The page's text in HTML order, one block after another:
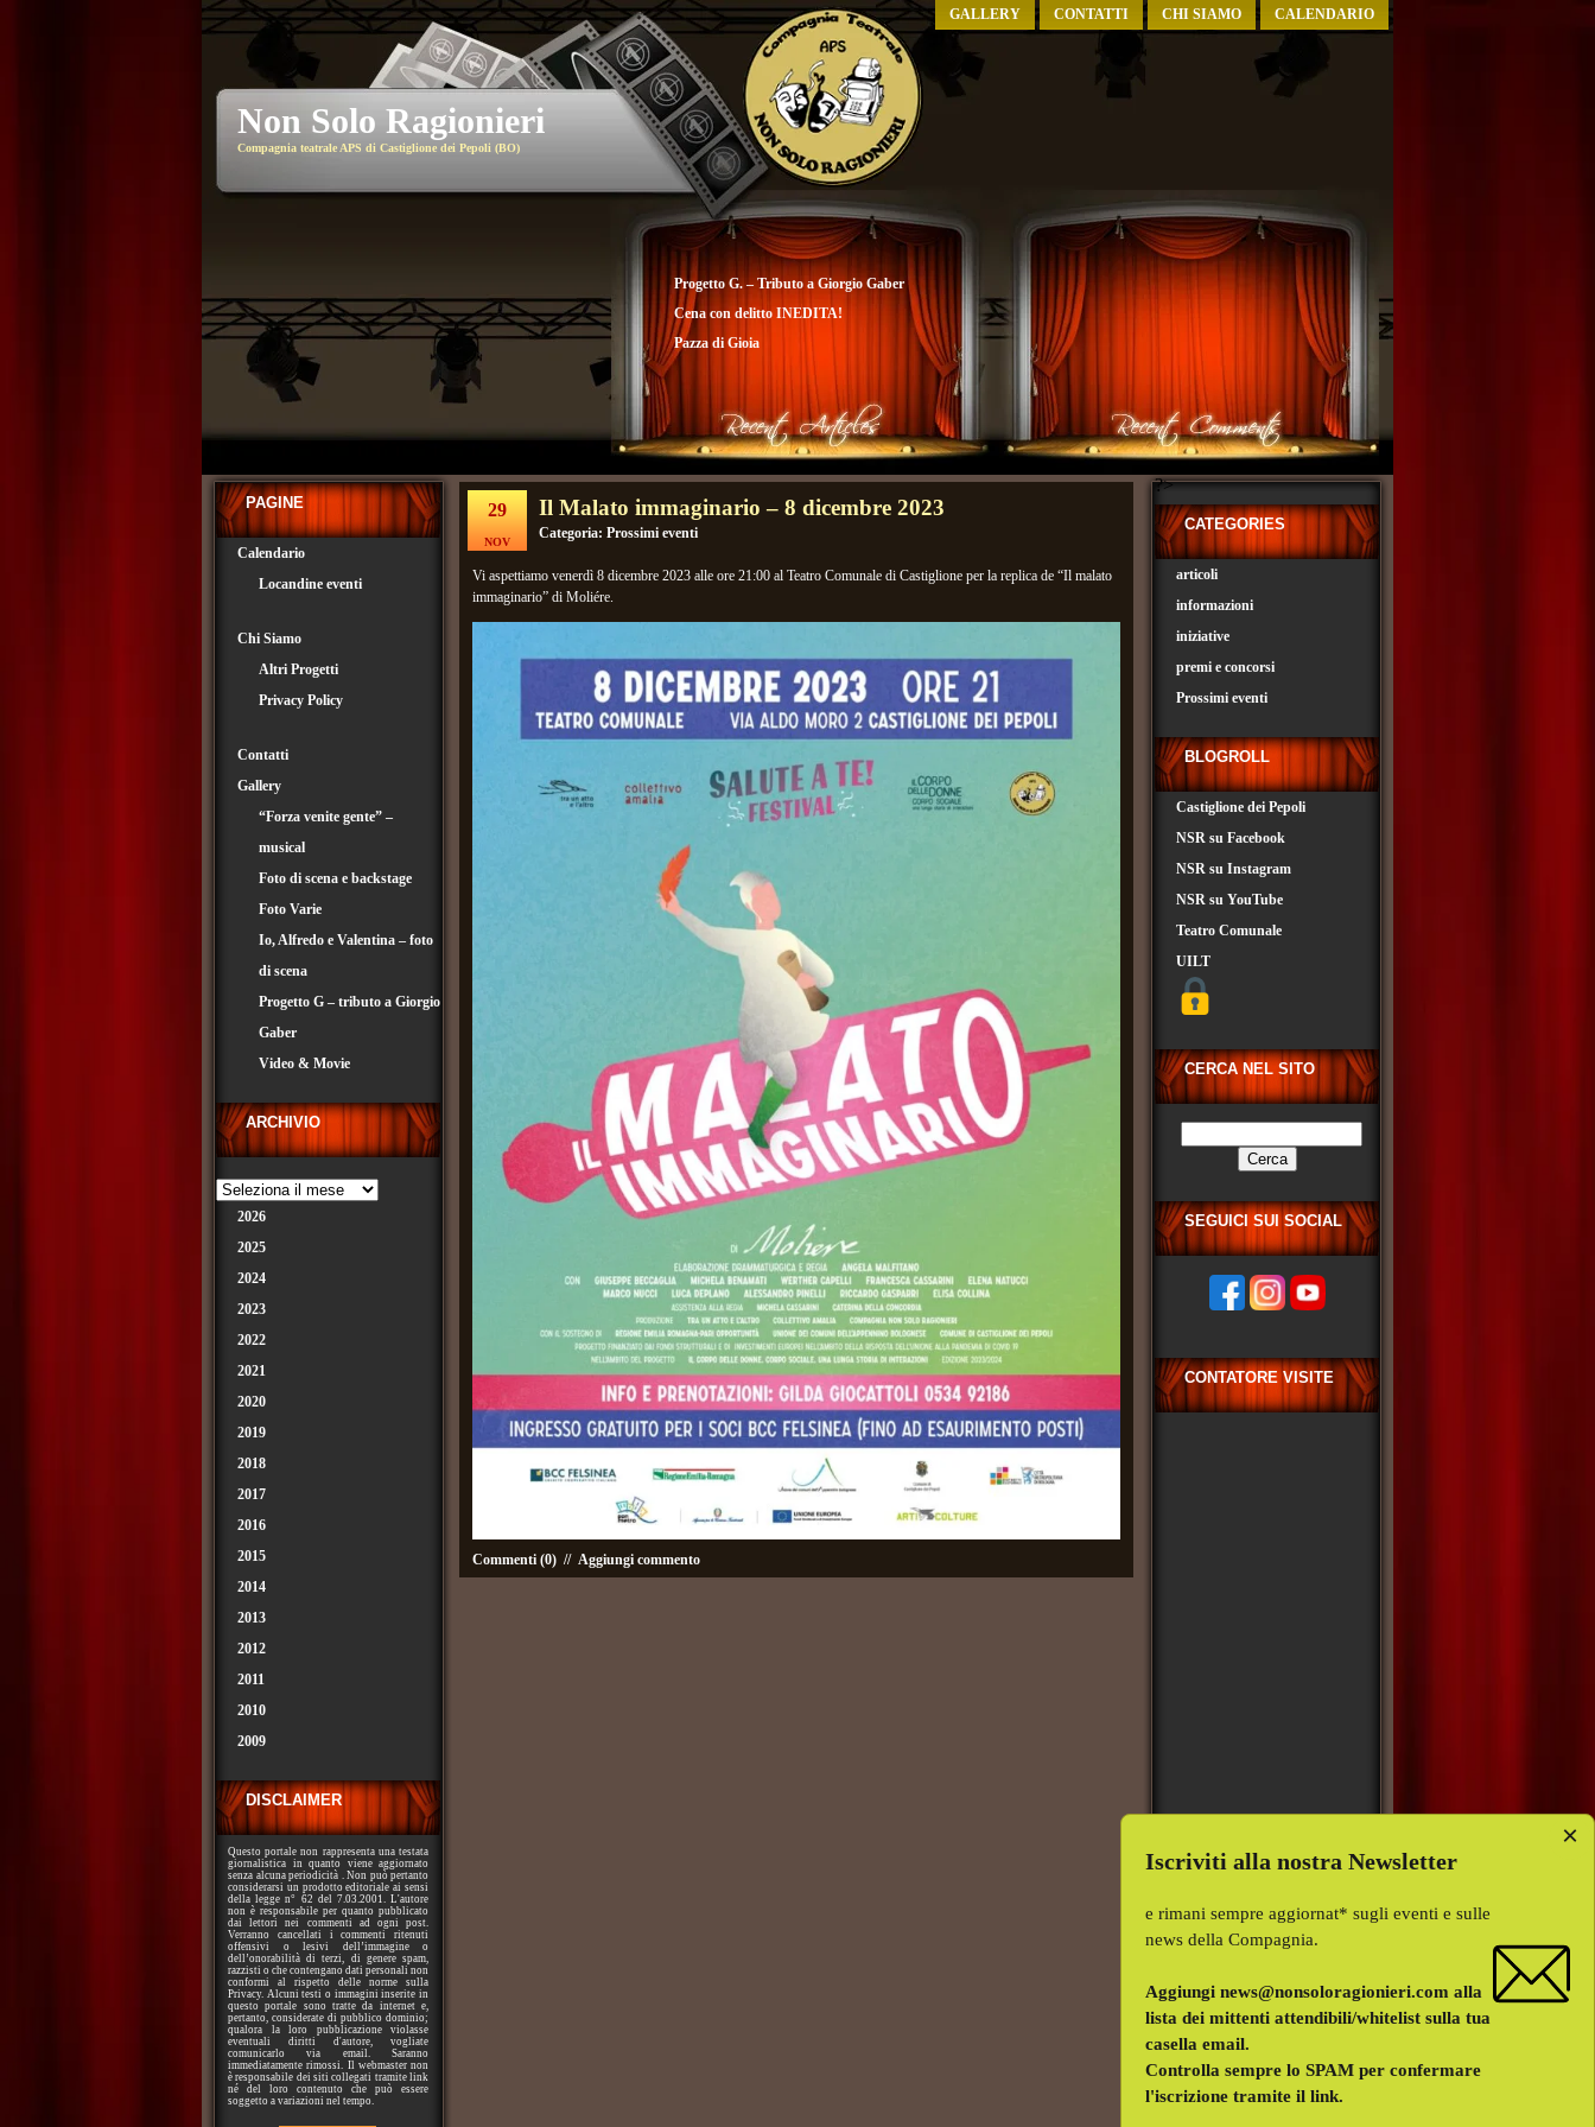
CALENDARIO
CHI SIAMO
CONTATTI
GALLERY
Non Solo Ragionieri
Compagnia teatrale APS di Castiglione dei Pepoli (BO)
Progetto G. – Tributo a Giorgio Gaber
Cena con delitto INEDITA!
Pazza di Gioia
PAGINE
Calendario
Locandine eventi
Chi Siamo
Altri Progetti
Privacy Policy
Contatti
Gallery
“Forza venite gente” –
musical
Foto di scena e backstage
Foto Varie
Io, Alfredo e Valentina – foto
di scena
Progetto G – tributo a Giorgio
Gaber
Video & Movie
ARCHIVIO
2026
2025
2024
2023
2022
2021
2020
2019
2018
2017
2016
2015
2014
2013
2012
2011
2010
2009
DISCLAIMER
Questo portale non rappresenta una testata
giornalistica in quanto viene aggiornato
senza alcuna periodicità . Non può pertanto
considerarsi un prodotto editoriale ai sensi
della legge n° 62 del 7.03.2001. L'autore
non è responsabile per quanto pubblicato
dai lettori nei commenti ad ogni post.
Verranno cancellati i commenti ritenuti
offensivi o lesivi dell’immagine o
dell’onorabilità di terzi, di genere spam,
razzisti o che contengano dati personali non
conformi al rispetto delle norme sulla
Privacy. Alcuni testi o immagini inserite in
questo portale sono tratte da internet e,
pertanto, considerate di pubblico dominio;
qualora la loro pubblicazione violasse
eventuali diritti d'autore, vogliate
comunicarlo via email. Saranno
immediatamente rimossi. Il webmaster non
è responsabile dei siti collegati tramite link
né del loro contenuto che può essere
soggetto a variazioni nel tempo.
29
NOV
Il Malato immaginario – 8 dicembre 2023
Categoria: Prossimi eventi
Vi aspettiamo venerdì 8 dicembre 2023 alle ore 21:00 al Teatro Comunale di Castiglione per la replica de “Il malato
immaginario” di Moliére.
Commenti (0) // Aggiungi commento
?>
CATEGORIES
articoli
informazioni
iniziative
premi e concorsi
Prossimi eventi
BLOGROLL
Castiglione dei Pepoli
NSR su Facebook
NSR su Instagram
NSR su YouTube
Teatro Comunale
UILT
CERCA NEL SITO
per:
SEGUICI SUI SOCIAL
CONTATORE VISITE
Iscriviti alla nostra Newsletter
e rimani sempre aggiornat* sugli eventi e sulle
news della Compagnia.
Aggiungi news@nonsoloragionieri.com alla
lista dei mittenti attendibili/whitelist sulla tua
casella email.
Controlla sempre lo SPAM per confermare
l'iscrizione tramite il link.
×